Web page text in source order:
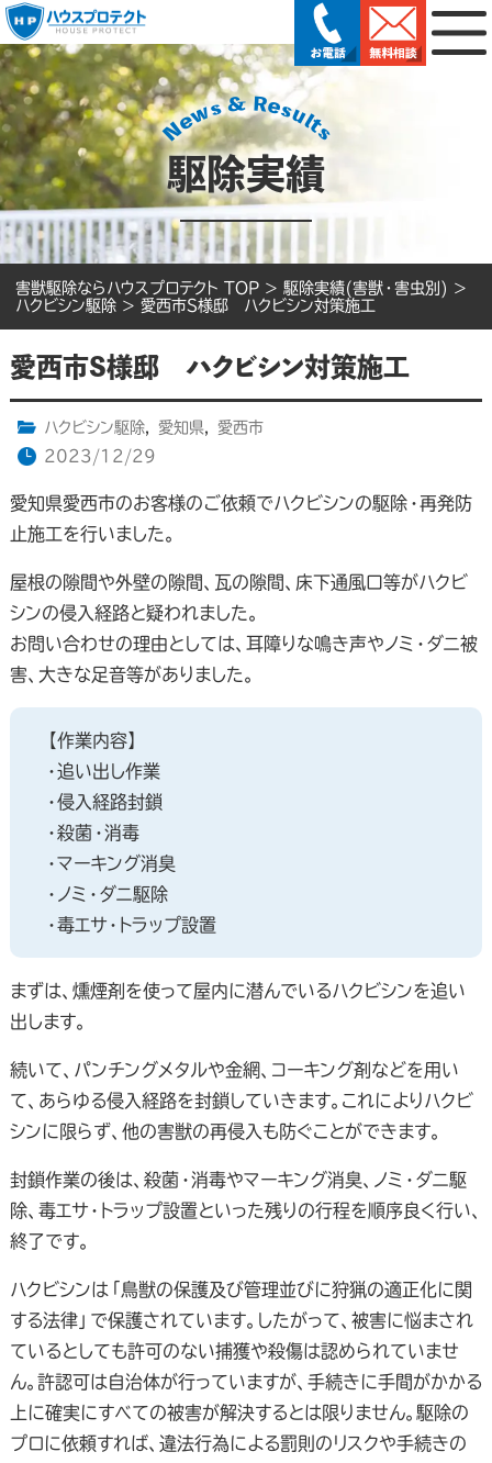
駆除実績
害獣駆除ならハウスプロテクト TOP > 駆除実績(害獣・害虫別) >
ハクビシン駆除 > 愛西市S様邸 ハクビシン対策施工
愛西市S様邸 ハクビシン対策施工
ハクビシン駆除, 愛知県,
愛西市
2023/12/29
愛知県愛西市のお客様のご依頼でハクビシンの駆除・再発防
止施工を行いました。
屋根の隙間や外壁の隙間、瓦の隙間、床下通風口等がハクビ
シンの侵入経路と疑われました。
お問い合わせの理由としては、耳障りな鳴き声やノミ・ダニ被
害、大きな足音等がありました。
【作業内容】
・追い出し作業
・侵入経路封鎖
・殺菌・消毒
・マーキング消臭
・ノミ・ダニ駆除
・毒エサ・トラップ設置
まずは、燻煙剤を使って屋内に潜んでいるハクビシンを追い
出します。
続いて、パンチングメタルや金網、コーキング剤などを用い
て、あらゆる侵入経路を封鎖していきます。これによりハクビ
シンに限らず、他の害獣の再侵入も防ぐことができます。
封鎖作業の後は、殺菌・消毒やマーキング消臭、ノミ・ダニ駆
除、毒エサ・トラップ設置といった残りの行程を順序良く行い、
終了です。
ハクビシンは「鳥獣の保護及び管理並びに狩猟の適正化に関
する法律」で保護されています。したがって、被害に悩まされ
ているとしても許可のない捕獲や殺傷は認められていませ
ん。許認可は自治体が行っていますが、手続きに手間がかかる
上に確実にすべての被害が解決するとは限りません。駆除の
プロに依頼すれば、違法行為による罰則のリスクや手続きの